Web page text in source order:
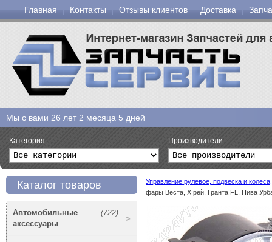
Главная Контакты Отзывы клиентов Доставка
Мы с вами 26 лет 2 месяца 5 дней
Категория Производители
Каталог товаров
(722)
Автомобильные
аксессуары
Управление рулевое, подвеска и колеса
фары Веста, Х рей, Гранта FL, Нива